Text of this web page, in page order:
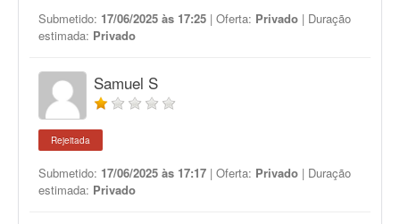
Submetido: 17/06/2025 às 17:25 | Oferta: Privado | Duração
estimada: Privado
Samuel S
Rejeitada
Submetido: 17/06/2025 às 17:17 | Oferta: Privado | Duração
estimada: Privado